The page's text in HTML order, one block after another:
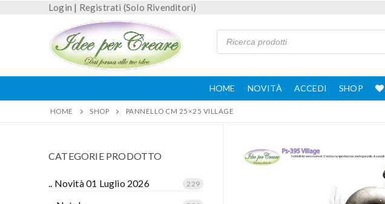
Login | Registrati (Solo Rivenditori)
HOME NOVITÀ ACCEDI SHOP
HOME SHOP PANNELLO CM 25×25 VILLAGE
CATEGORIE PRODOTTO
.. Novità 01 Luglio 2026 229